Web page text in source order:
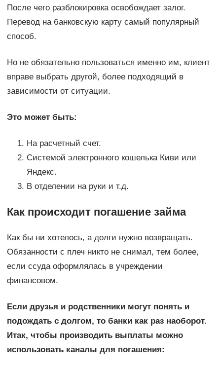
После чего разблокировка освобождает залог.
Перевод на банковскую карту самый популярный
способ.
Но не обязательно пользоваться именно им, клиент
вправе выбрать другой, более подходящий в
зависимости от ситуации.
Это может быть:
На расчетный счет.
Системой электронного кошелька Киви или
Яндекс.
В отделении на руки и т.д.
Как происходит погашение займа
Как бы ни хотелось, а долги нужно возвращать.
Обязанности с плеч никто не снимал, тем более,
если ссуда оформлялась в учреждении
финансовом.
Если друзья и родственники могут понять и
подождать с долгом, то банки как раз наоборот.
Итак, чтобы производить выплаты можно
использовать каналы для погашения: